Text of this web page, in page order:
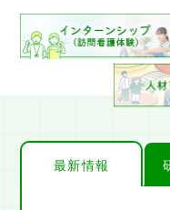
県
最新情報